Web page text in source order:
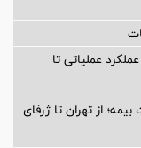
سال ۱۴۰۵؛ از بهبود عملکرد عملیاتی تا
از تهران تا ژرفای